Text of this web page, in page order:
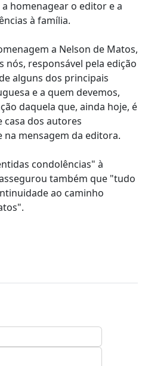
homenagear o editor e a
à família.
a Nelson de Matos,
responsável pela edição
alguns dos principais
e a quem devemos,
daquela que, ainda hoje, é
casa dos autores
mensagem da editora.
condolências" à
também que "tudo
ao caminho